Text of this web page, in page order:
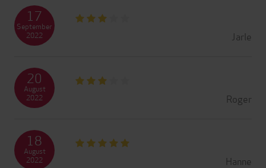
Jarle
17
September
2022
Roger
20
August
2022
Hanne
18
August
2022